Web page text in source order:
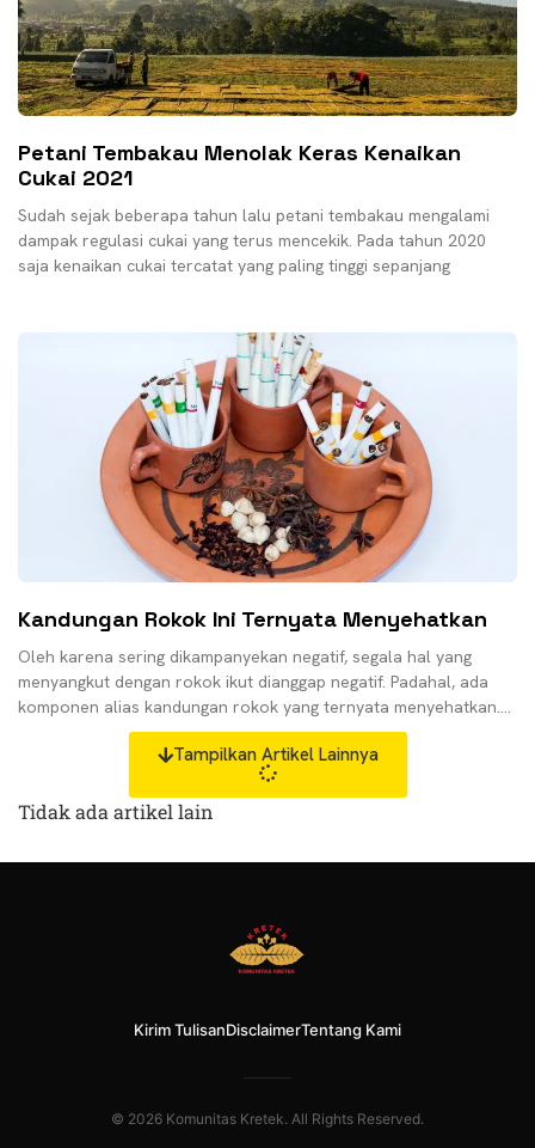
Petani Tembakau Menolak Keras Kenaikan
Cukai 2021
Sudah sejak beberapa tahun lalu petani tembakau mengalami
dampak regulasi cukai yang terus mencekik. Pada tahun 2020
saja kenaikan cukai tercatat yang paling tinggi sepanjang
Kandungan Rokok Ini Ternyata Menyehatkan
Oleh karena sering dikampanyekan negatif, segala hal yang
menyangkut dengan rokok ikut dianggap negatif. Padahal, ada
komponen alias kandungan rokok yang ternyata menyehatkan.
Tampilkan Artikel Lainnya
Tidak ada artikel lain
Kirim TulisanDisclaimerTentang Kami
© 2026 Komunitas Kretek. All Rights Reserved.